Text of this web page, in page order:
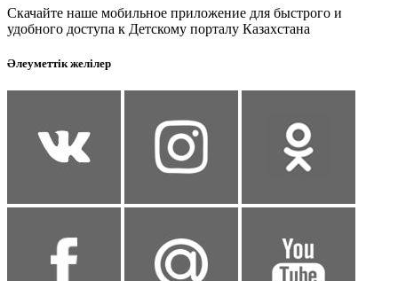
Скачайте наше мобильное приложение для быстрого и
удобного доступа к Детскому порталу Казахстана
Әлеуметтік желілер